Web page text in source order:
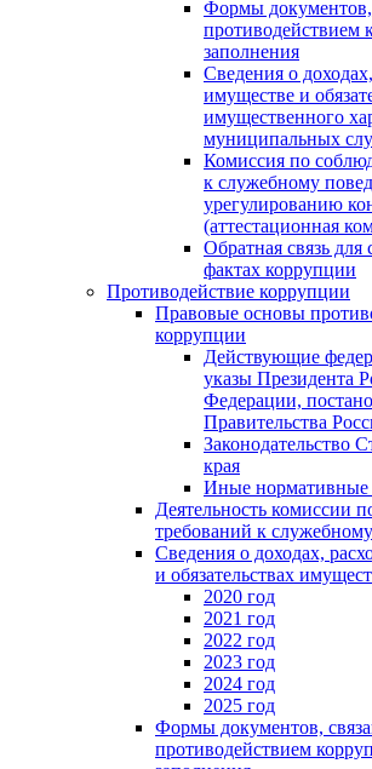
Формы документов,
противодействием
заполнения
Сведения о
имуществе и
имущественного
муниципальных
Комиссия по
к служебному
урегулированию
(аттестационная
Обратная связь
фактах коррупции
Противодействие коррупции
Правовые основы
коррупции
Действующие
указы Президента
Федерации,
Правительства
Законодательство
края
Иные нормативные
Деятельность комиссии
требований к служебному
Сведения о доходах,
и обязательствах
2020 год
2021 год
2022 год
2023 год
2024 год
2025 год
Формы документов,
противодействием